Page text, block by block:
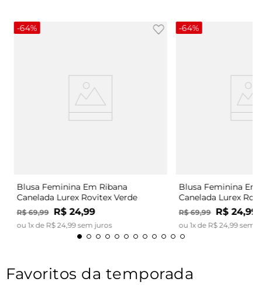
-64%
Blusa Feminina Em Ribana
Canelada Lurex Rovitex Verde
R$ 69,99 R$ 24,99
ou 1x de R$ 24,99sem juros
-64%
Blusa Feminina Em
Canelada Lurex
R$ 69,99 R$ 24,99
ou 1x de R$ 24,99sem
Favoritos da temporada